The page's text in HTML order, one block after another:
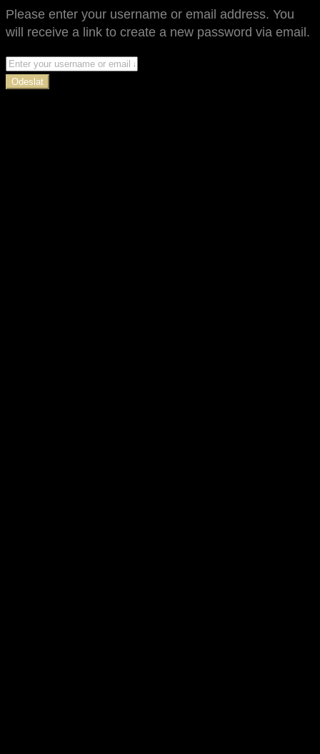
Please enter your username or email address. You
will receive a link to create a new password via email.
Odeslat